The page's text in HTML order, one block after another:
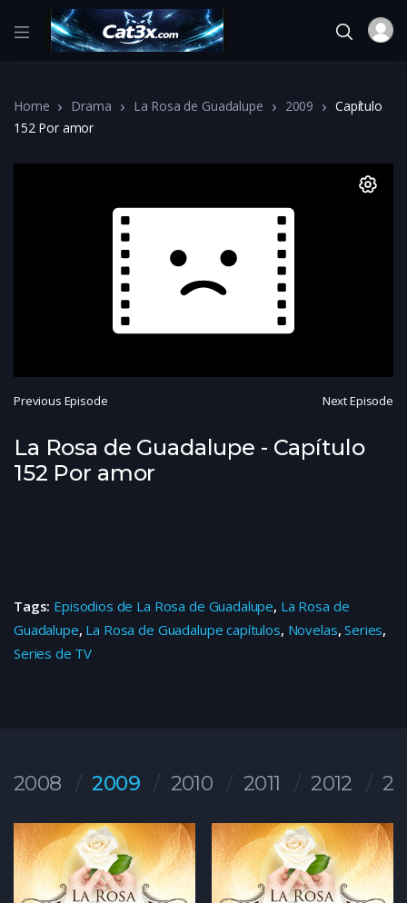
Home Drama La Rosa de Guadalupe 2009
Capítulo
152 Por amor
Previous Episode Next Episode
La Rosa de Guadalupe - Capítulo
152 Por amor
Tags: Episodios de La Rosa de Guadalupe, La Rosa de
Guadalupe, La Rosa de Guadalupe capítulos, Novelas,Series,
Series de TV
2008 2009 2010 2011 2012